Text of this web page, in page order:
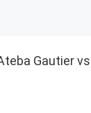
Gautier